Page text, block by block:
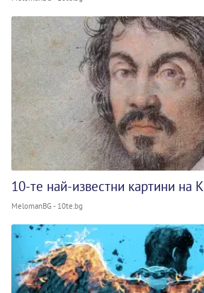
10-те най-известни картини на
MelomanBG - 10te.bg